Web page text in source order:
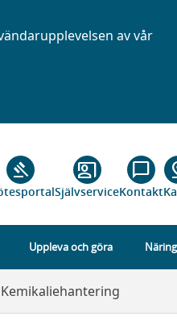
av vår
gavel co_present
Självservice
chat_bubble_outline
Kontakt
Uppleva och göra
Kemikaliehantering